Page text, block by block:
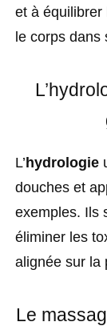
et à équilibrer
le corps dans
L’ hydrologie
douches et
exemples. Ils
éliminer les
alignée sur la
Le